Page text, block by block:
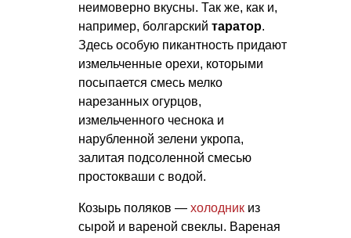
неимоверно вкусны. Так же, как и,
например, болгарский таратор.
Здесь особую пикантность придают
измельченные орехи, которыми
посыпается смесь мелко
нарезанных огурцов,
измельченного чеснока и
нарубленной зелени укропа,
залитая подсоленной смесью
простокваши с водой.
Козырь поляков — холодник из
сырой и вареной свеклы. Вареная